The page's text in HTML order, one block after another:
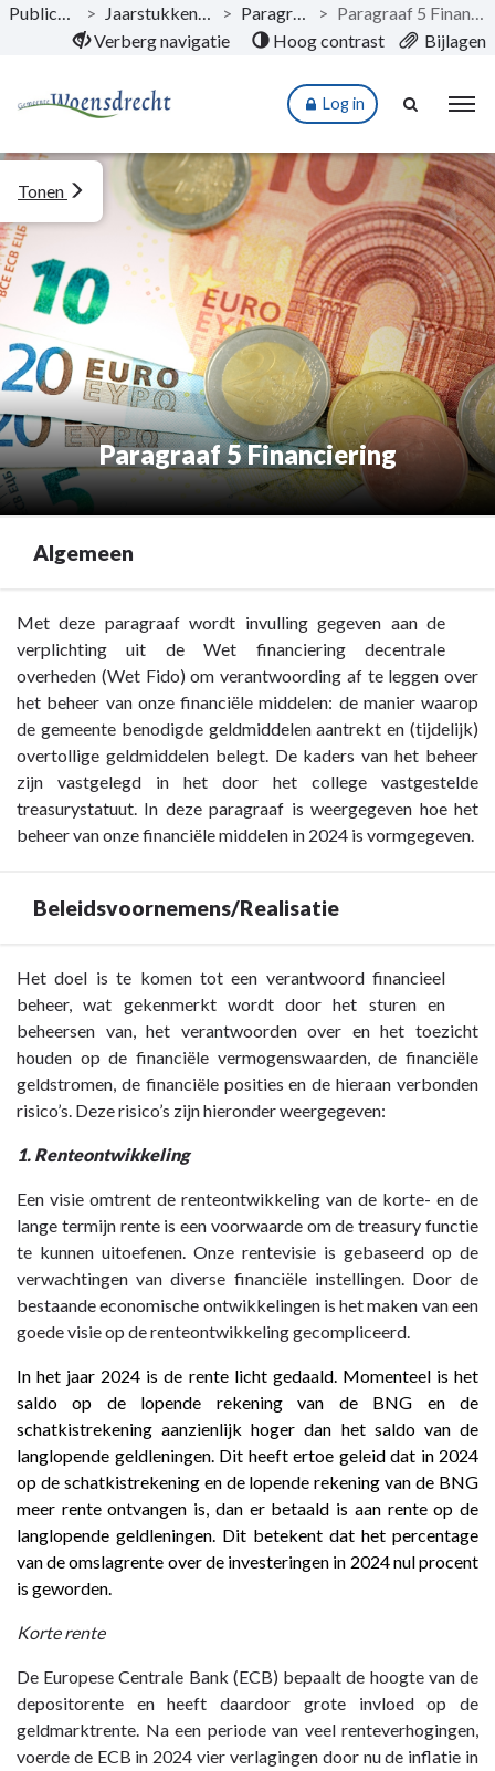
Naar hoofdinhoud
Publicaties > Jaarstukken 2024 > Paragrafen >
Paragraaf 5 Financiering
Verberg navigatie
Hoog contrast Bijlagen
Log in
Paragraaf 5 Financiering
Tonen
Algemeen
Terug
naar
navigatie
Paragraaf
Financiering
Algemeen
Met deze paragraaf wordt invulling gegeven aan de
verplichting uit de Wet financiering decentrale
overheden (Wet Fido) om verantwoording af te leggen over
het beheer van onze financiële middelen: de manier waarop
de gemeente benodigde geldmiddelen aantrekt en (tijdelijk)
overtollige geldmiddelen belegt. De kaders van het beheer
zijn vastgelegd in het door het college vastgestelde
treasurystatuut. In deze paragraaf is weergegeven hoe het
beheer van onze financiële middelen in 2024 is vormgegeven.
Beleidsvoornemens/Realisatie
Terug
naar
navigatie
Paragraaf
Beleidsvoornemens/Realisatie
Het doel is te komen tot een verantwoord financieel
beheer, wat gekenmerkt wordt door het sturen en
beheersen van, het verantwoorden over en het toezicht
houden op de financiële vermogenswaarden, de financiële
geldstromen, de financiële posities en de hieraan verbonden
risico’s. Deze risico’s zijn hieronder weergegeven:
1. Renteontwikkeling
Een visie omtrent de renteontwikkeling van de korte- en de
lange termijn rente is een voorwaarde om de treasury functie
te kunnen uitoefenen. Onze rentevisie is gebaseerd op de
verwachtingen van diverse financiële instellingen. Door de
bestaande economische ontwikkelingen is het maken van een
goede visie op de renteontwikkeling gecompliceerd.
In het jaar 2024 is de rente licht gedaald. Momenteel is het
saldo op de lopende rekening van de BNG en de
schatkistrekening aanzienlijk hoger dan het saldo van de
langlopende geldleningen. Dit heeft ertoe geleid dat in 2024
op de schatkistrekening en de lopende rekening van de BNG
meer rente ontvangen is, dan er betaald is aan rente op de
langlopende geldleningen. Dit betekent dat het percentage
van de omslagrente over de investeringen in 2024 nul procent
is geworden.
Korte rente
De Europese Centrale Bank (ECB) bepaalt de hoogte van de
depositorente en heeft daardoor grote invloed op de
geldmarktrente. Na een periode van veel renteverhogingen,
voerde de ECB in 2024 vier verlagingen door nu de inflatie in